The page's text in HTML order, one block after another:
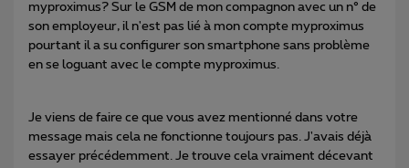
myproximus? Sur le GSM de mon compagnon avec un n° de
son employeur, il n'est pas lié à mon compte myproximus
pourtant il a su configurer son smartphone sans problème
en se loguant avec le compte myproximus.
Je viens de faire ce que vous avez mentionné dans votre
message mais cela ne fonctionne toujours pas. J'avais déjà
essayer précédemment. Je trouve cela vraiment décevant